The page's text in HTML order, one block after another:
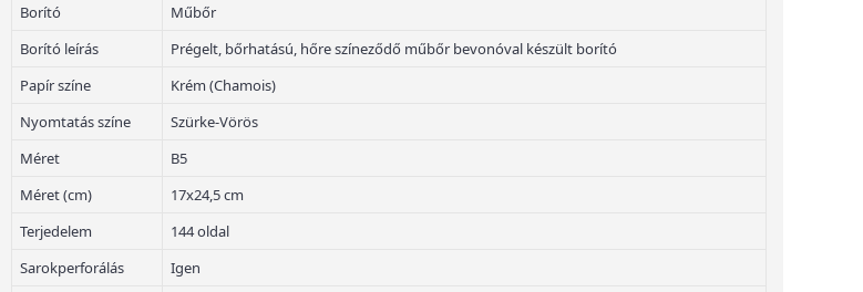
Borító
Műbőr
Borító leírás
Prégelt, bőrhatású, hőre színeződő műbőr bevonóval készült borító
Papír színe
Krém (Chamois)
Nyomtatás színe
Szürke-Vörös
Méret
B5
Méret (cm)
17x24,5 cm
Terjedelem
144 oldal
Sarokperforálás
Igen